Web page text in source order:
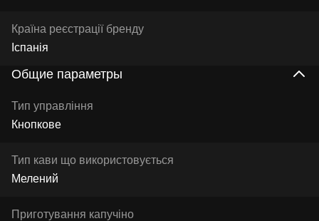
Країна реєстрації бренду
Іспанія
Общие параметры
Тип управління
Кнопкове
Тип кави що використовується
Мелений
Приготування капучіно